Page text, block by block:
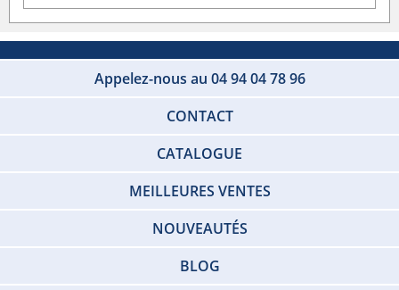
Appelez-nous au 04 94 04 78 96
CONTACT
CATALOGUE
MEILLEURES VENTES
NOUVEAUTÉS
BLOG